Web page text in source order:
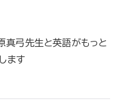
真弓先生と英語がもっと
ます